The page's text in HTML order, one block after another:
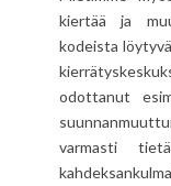
kiertää ja
kodeista
odottanut
varmasti